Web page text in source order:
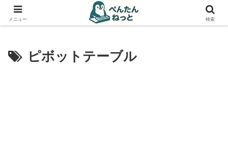
PCやガジェットの備忘録
ピボットテーブル
メニュー 検索